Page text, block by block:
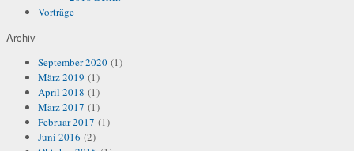
Vorträge
Archiv
September 2020 (1)
März 2019 (1)
April 2018 (1)
März 2017 (1)
Februar 2017 (1)
Juni 2016 (2)